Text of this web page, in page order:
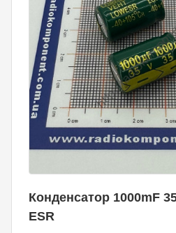
Конденсатор 1000mF
ESR